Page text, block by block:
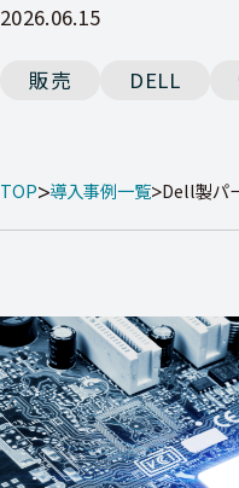
2026.06.15
販売 DELL
TOP 導入事例一覧 Dell製パ